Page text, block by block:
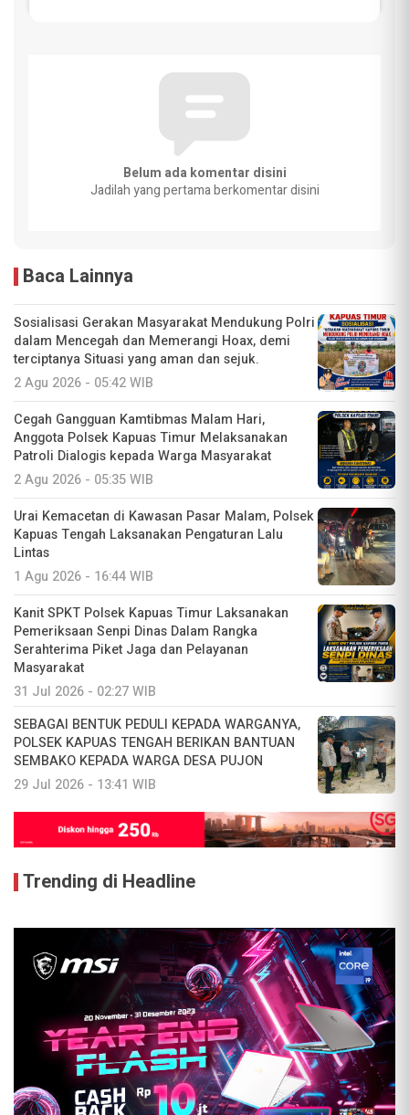
Belum ada komentar disini
Jadilah yang pertama berkomentar disini
Baca Lainnya
Sosialisasi Gerakan Masyarakat Mendukung Polri
dalam Mencegah dan Memerangi Hoax, demi
terciptanya Situasi yang aman dan sejuk.
2 Agu 2026 - 05:42 WIB
Cegah Gangguan Kamtibmas Malam Hari,
Anggota Polsek Kapuas Timur Melaksanakan
Patroli Dialogis kepada Warga Masyarakat
2 Agu 2026 - 05:35 WIB
Urai Kemacetan di Kawasan Pasar Malam, Polsek
Kapuas Tengah Laksanakan Pengaturan Lalu
Lintas
1 Agu 2026 - 16:44 WIB
Kanit SPKT Polsek Kapuas Timur Laksanakan
Pemeriksaan Senpi Dinas Dalam Rangka
Serahterima Piket Jaga dan Pelayanan
Masyarakat
31 Jul 2026 - 02:27 WIB
SEBAGAI BENTUK PEDULI KEPADA WARGANYA,
POLSEK KAPUAS TENGAH BERIKAN BANTUAN
SEMBAKO KEPADA WARGA DESA PUJON
29 Jul 2026 - 13:41 WIB
Trending di Headline